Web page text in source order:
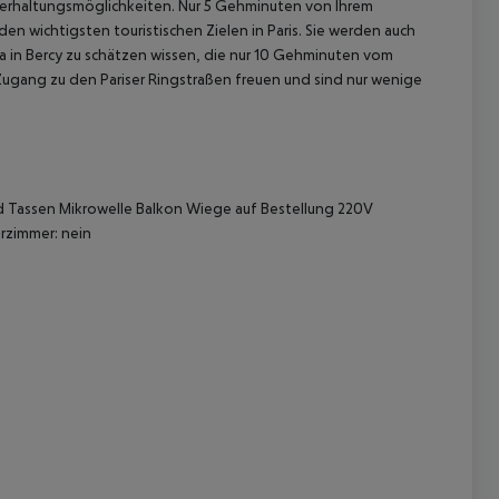
Nur 5 Gehminuten von Ihrem
wichtigsten touristischen Zielen in Paris. Sie werden auch
Bercy zu schätzen wissen, die nur 10 Gehminuten vom
zu den Pariser Ringstraßen freuen und sind nur wenige
Mikrowelle Balkon Wiege auf Bestellung 220V
nein